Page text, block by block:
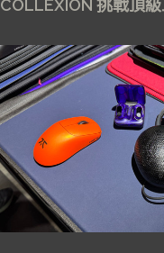
COLLEXION 挑戰頂